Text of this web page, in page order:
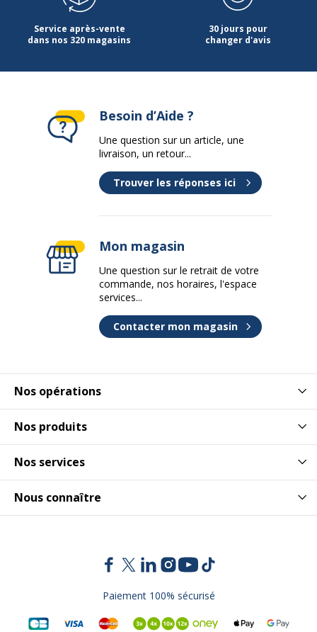
Service après-vente
dans nos 320 magasins
30 jours pour
changer d'avis
Nos opérations
Nos produits
Nos services
Nous connaître
Besoin d’Aide ?
Une question sur un article, une
livraison, un retour...
Trouver les réponses ici
Mon magasin
Une question sur le retrait de votre
commande, nos horaires, l'espace
services...
Contacter mon magasin
Paiement 100% sécurisé